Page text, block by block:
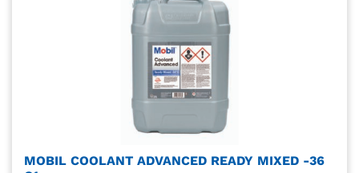
MOBIL COOLANT ADVANCED READY MIXED -36